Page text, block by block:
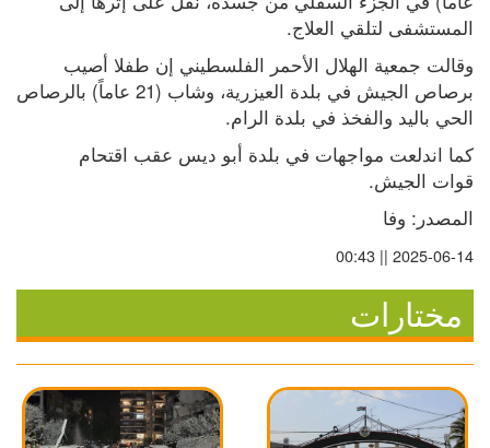
المستشفى لتلقي العلاج.
الحي باليد والفخذ في بلدة الرام.
قوات الجيش.
المصدر: وفا
2025-06-14 || 00:43
مختارات